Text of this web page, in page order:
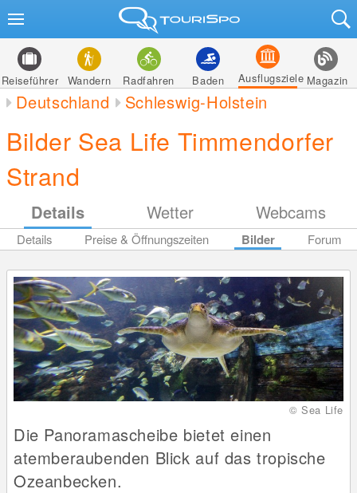
Reiseführer Wandern Radfahren Baden Ausflugsziele Magazin
Deutschland Schleswig-Holstein
Bilder Sea Life Timmendorfer
Strand
Details Wetter Webcams
Details Preise & Öffnungszeiten Bilder Forum
© Sea Life
Die Panoramascheibe bietet einen
atemberaubenden Blick auf das tropische
Ozeanbecken.